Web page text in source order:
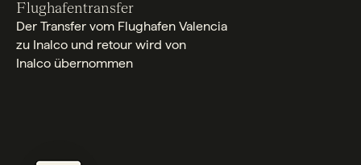
Flughafentransfer
Der Transfer vom Flughafen Valencia
zu Inalco und retour wird von
Inalco übernommen